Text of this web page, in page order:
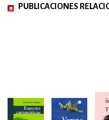
PUBLICACIONES